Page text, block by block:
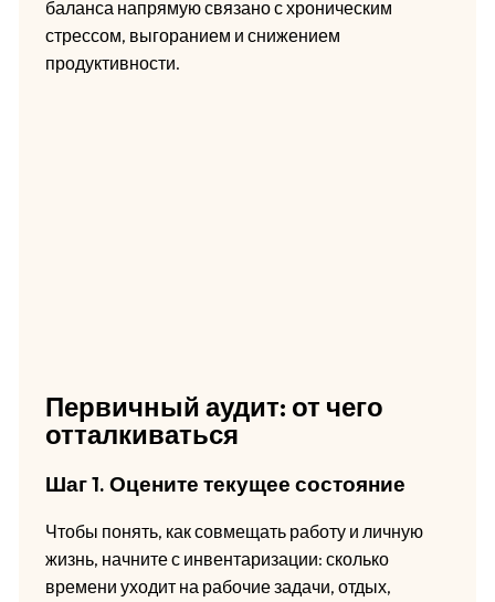
баланса напрямую связано с хроническим
стрессом, выгоранием и снижением
продуктивности.
Первичный аудит: от чего
отталкиваться
Шаг 1. Оцените текущее состояние
Чтобы понять, как совмещать работу и личную
жизнь, начните с инвентаризации: сколько
времени уходит на рабочие задачи, отдых,